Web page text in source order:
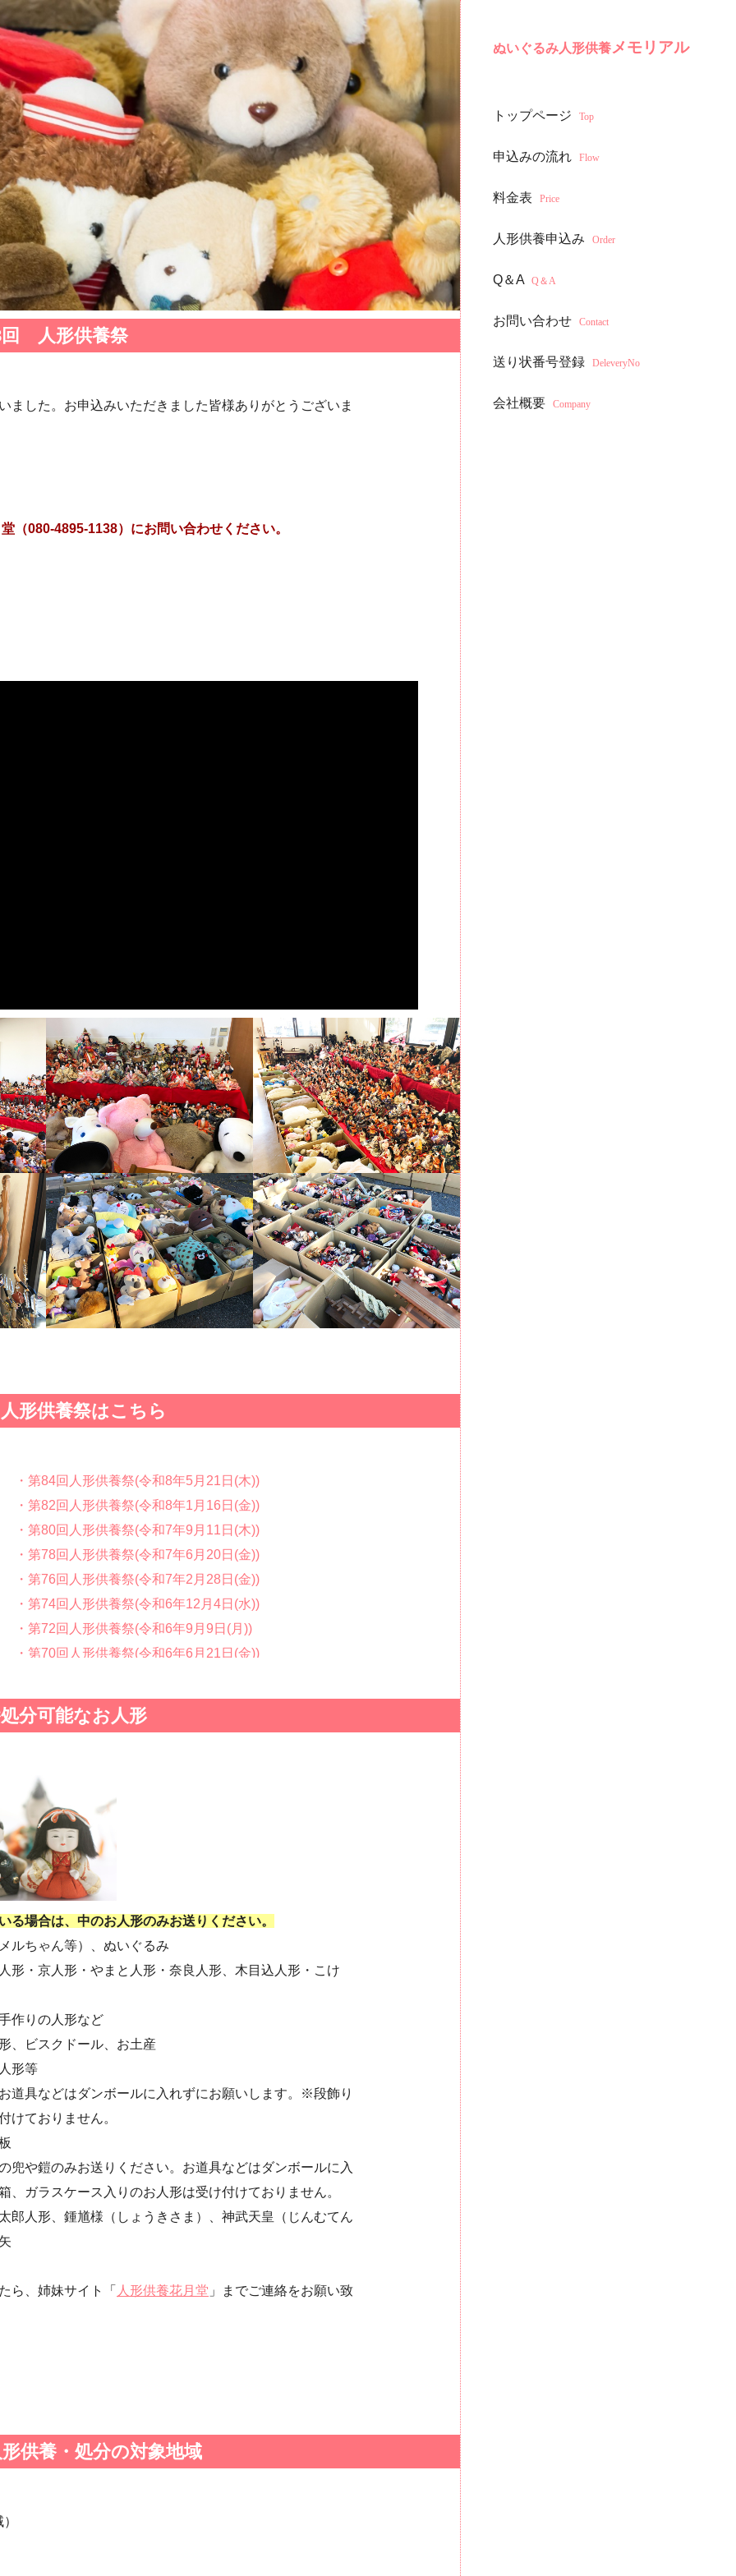
ぬいぐるみ人形供養メモリアル
トップページ Top
申込みの流れ Flow
料金表 Price
人形供養申込み Order
Q＆A Q＆A
お問い合わせ Contact
送り状番号登録 DeleveryNo
会社概要 Company
回 人形供養祭
ました。お申込みいただきました皆様ありがとうございま
（080-4895-1138）にお問い合わせください。
形供養祭はこちら
・第84回人形供養祭(令和8年5月21日(木))
・第82回人形供養祭(令和8年1月16日(金))
・第80回人形供養祭(令和7年9月11日(木))
・第78回人形供養祭(令和7年6月20日(金))
・第76回人形供養祭(令和7年2月28日(金))
・第74回人形供養祭(令和6年12月4日(水))
・第72回人形供養祭(令和6年9月9日(月))
・第70回人形供養祭(令和6年6月21日(金))
・第66回人形供養祭(令和5年12月22日(金))
・第64回人形供養祭(令和5年9月21日(木))
・第60回人形供養祭(令和5年3月28日(火))
・第58回人形供養祭(令和5年12月21日(水))
・第56回人形供養祭(令和4年10月19日(水))
・第54回人形供養祭(令和4年8月1日(月))
・第52回人形供養祭(令和4年5月17日(火))
・第50回人形供養祭(令和4年3月15日(火))
・第48回人形供養祭(令和3年12月3日(金))
・第46回人形供養祭(令和3年9月13日(月))
・第44回人形供養祭(令和3年6月3日(木))
・第40回人形供養祭(令和2年12月7日(月))
・第38回人形供養祭(令和2年8月26日(水))
・第36回人形供養祭(令和2年4月16日(木))
・第34回人形供養祭(令和元年12月18日(水))
・第32回人形供養祭(令和元年6月12日(水))
・第28回人形供養祭(平成29年12月8日(金))
・第26回人形供養祭(平成28年12月15日(木))
・第24回人形供養祭(平成27年11月27日)
・第18回人形供養祭(平成24年6月21日)
・第6回人形供養祭(平成20年9月24日)
・第4回人形供養祭(平成20年5月15日)
分可能なお人形
場合は、中のお人形のみお送りください。
ルちゃん等）、ぬいぐるみ
形・京人形・やまと人形・奈良人形、木目込人形・こけ
作りの人形など
、ビスクドール、お土産
形等
道具などはダンボールに入れずにお願いします。※段飾り
けておりません。
兜や鎧のみお送りください。お道具などはダンボールに入
ガラスケース入りのお人形は受け付けておりません。
郎人形、鍾馗様（しょうきさま）、神武天皇（じんむてん
ら、姉妹サイト「 人形供養花月堂 」までご連絡をお願い致
供養・処分の対象地域